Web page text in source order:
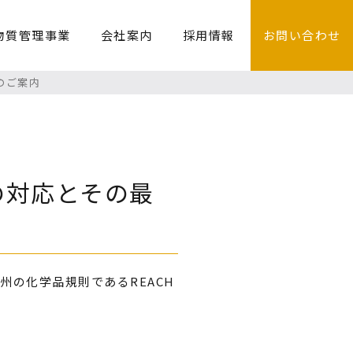
質管理事業 会社案内 採用情報 お問い合わせ
ご案内
応とその最
の化学品規則であるREACH